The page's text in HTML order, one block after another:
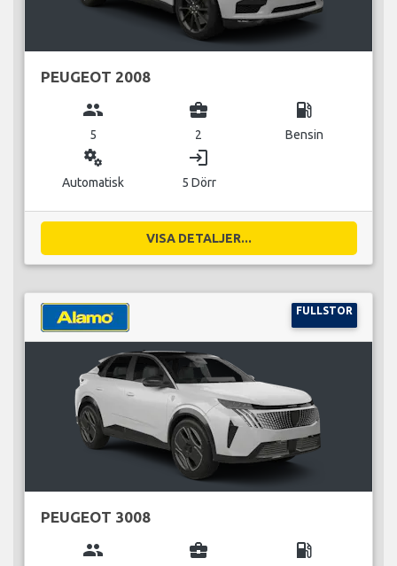
PEUGEOT 2008
group
5
business_center
2
local_gas_station
Bensin
miscellaneous_services
Automatisk
login
5 Dörr
VISA DETALJER...
FULLSTOR
PEUGEOT 3008
group business_center local_gas_station